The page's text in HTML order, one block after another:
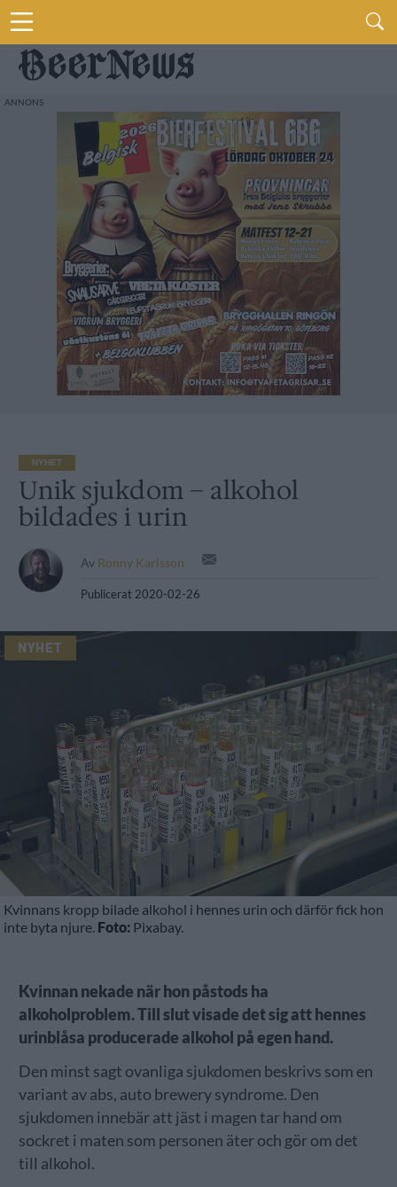
NYHET
Unik sjukdom – alkohol
bildades i urin
Av Ronny Karlsson
Publicerat 2020-02-26
NYHET
Kvinnans kropp bilade alkohol i hennes urin och därför fick hon
inte byta njure. Foto: Pixabay.
Kvinnan nekade när hon påstods ha
alkoholproblem. Till slut visade det sig att hennes
urinblåsa producerade alkohol på egen hand.
Den minst sagt ovanliga sjukdomen beskrivs som en
variant av abs, auto brewery syndrome. Den
sjukdomen innebär att jäst i magen tar hand om
sockret i maten som personen äter och gör om det
till alkohol.